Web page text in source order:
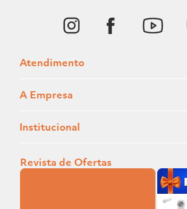
Atendimento
A Empresa
Institucional
Revista de Ofertas